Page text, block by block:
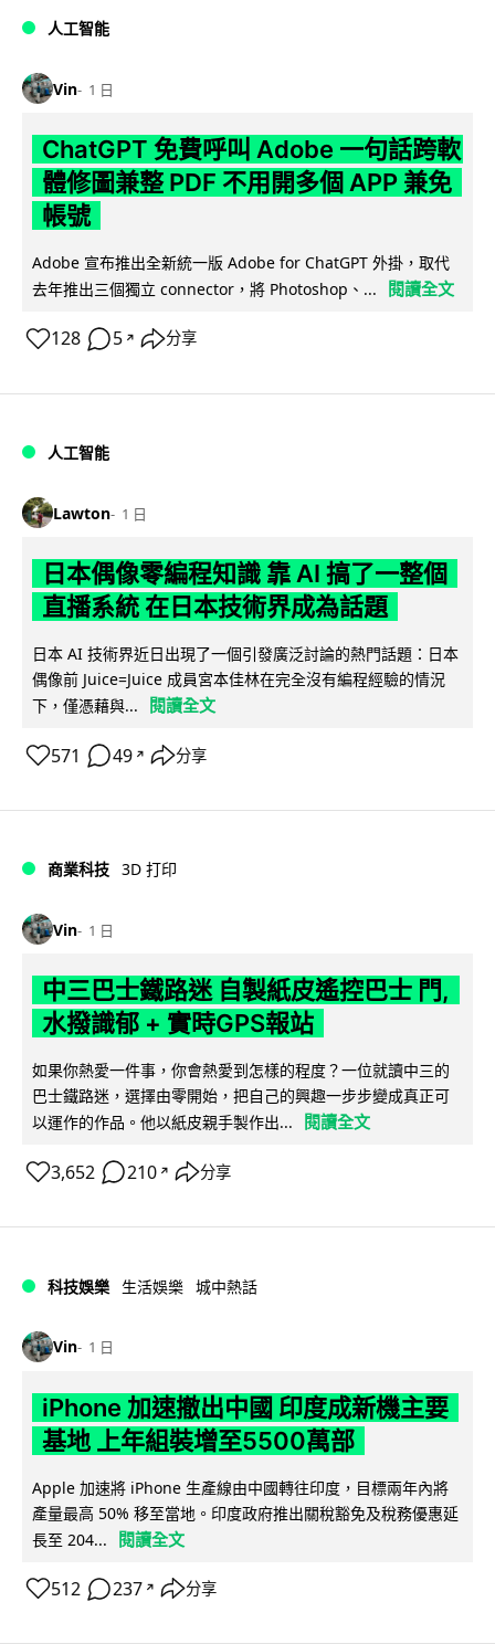
人工智能
Vin 1 日
ChatGPT 免費呼叫 Adobe 一句話跨軟
體修圖兼整 PDF 不用開多個 APP 兼免
帳號
Adobe 宣布推出全新統一版 Adobe for ChatGPT 外掛，取代
去年推出三個獨立 connector，將 Photoshop、...
閱讀全文
128 5 ↗ 分享
人工智能
Lawton 1 日
日本偶像零編程知識 靠 AI 搞了一整個
直播系統 在日本技術界成為話題
日本 AI 技術界近日出現了一個引發廣泛討論的熱門話題：日本
偶像前 Juice=Juice 成員宮本佳林在完全沒有編程經驗的情況
下，僅憑藉與...
閱讀全文
571 49 ↗ 分享
商業科技 3D 打印
Vin 1 日
中三巴士鐵路迷 自製紙皮遙控巴士 門,
水撥識郁 + 實時GPS報站
如果你熱愛一件事，你會熱愛到怎樣的程度？一位就讀中三的
巴士鐵路迷，選擇由零開始，把自己的興趣一步步變成真正可
以運作的作品。他以紙皮親手製作出...
閱讀全文
3,652 210 ↗ 分享
科技娛樂 生活娛樂 城中熱話
Vin 1 日
iPhone 加速撤出中國 印度成新機主要
基地 上年組裝增至5500萬部
Apple 加速將 iPhone 生產線由中國轉往印度，目標兩年內將
產量最高 50% 移至當地。印度政府推出關稅豁免及稅務優惠延
長至 204...
閱讀全文
512 237 ↗ 分享